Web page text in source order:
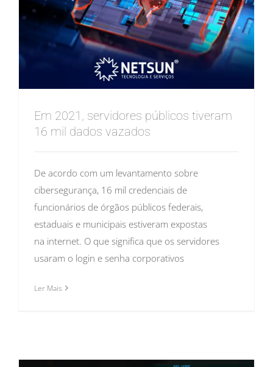
Em 2021, servidores públicos tiveram
16 mil dados vazados
De acordo com um levantamento sobre
cibersegurança, 16 mil credenciais de
funcionários de órgãos públicos federais,
estaduais e municipais estiveram expostas
na internet. O que significa que os servidores
usaram o login e senha corporativos
Ler Mais